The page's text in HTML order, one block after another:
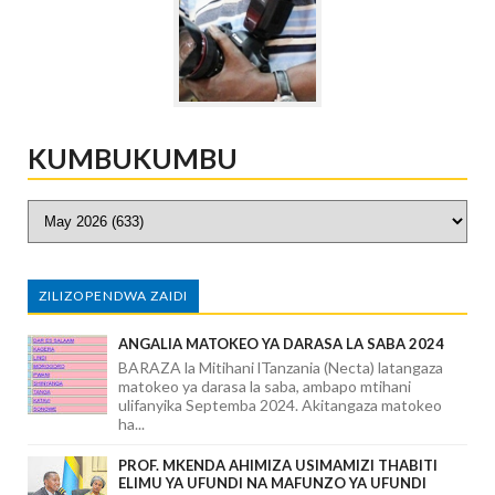
KUMBUKUMBU
ZILIZOPENDWA ZAIDI
ANGALIA MATOKEO YA DARASA LA SABA 2024
BARAZA la Mitihani lTanzania (Necta) latangaza
matokeo ya darasa la saba, ambapo mtihani
ulifanyika Septemba 2024. Akitangaza matokeo
ha...
PROF. MKENDA AHIMIZA USIMAMIZI THABITI
ELIMU YA UFUNDI NA MAFUNZO YA UFUNDI